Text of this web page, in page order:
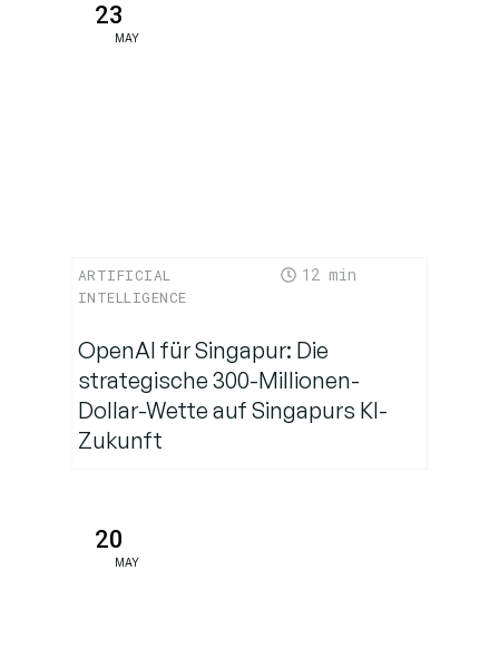
23
MAY
ARTIFICIAL
INTELLIGENCE
12
OpenAI für Singapur: Die
strategische 300-Millionen-
Dollar-Wette auf Singapurs KI-
Zukunft
20
MAY